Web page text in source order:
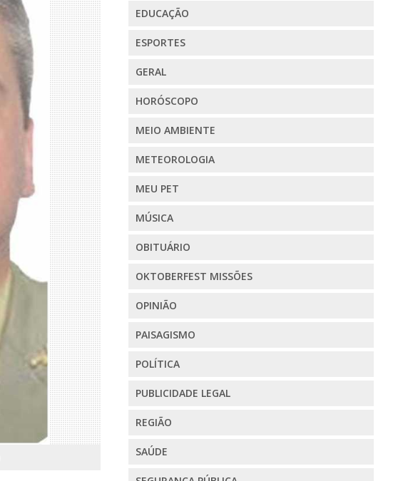
EDUCAÇÃO
ESPORTES
GERAL
HORÓSCOPO
MEIO AMBIENTE
METEOROLOGIA
MEU PET
MÚSICA
OBITUÁRIO
OKTOBERFEST MISSÕES
OPINIÃO
PAISAGISMO
POLÍTICA
PUBLICIDADE LEGAL
REGIÃO
SAÚDE